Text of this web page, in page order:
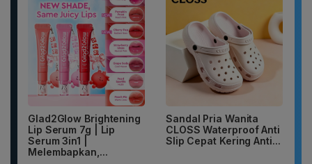
Glad2Glow Brightening
Lip Serum 7g | Lip
Serum 3in1 |
Melembapkan,...
Sandal Pria Wanita
CLOSS Waterproof Anti
Slip Cepat Kering Anti...